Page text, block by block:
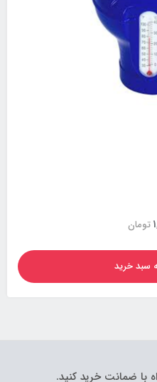
سبد خرید
با ضمانت خرید کنید.